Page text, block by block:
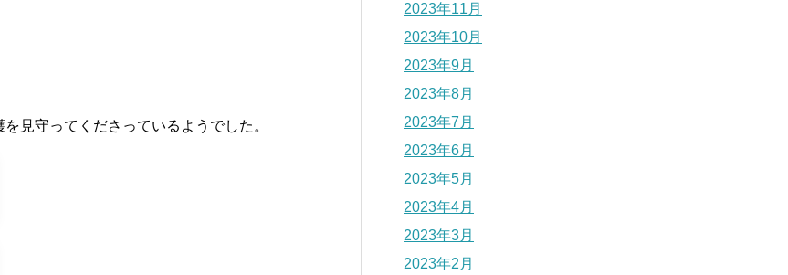
見守ってくださっているようでした。
2023年11月
2023年10月
2023年9月
2023年8月
2023年7月
2023年6月
2023年5月
2023年4月
2023年3月
2023年2月